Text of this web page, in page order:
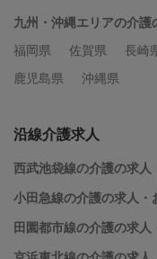
九州・沖縄エリアの介護
福岡県
佐賀県 長崎
鹿児島県
沖縄県
沿線介護求人
西武池袋線の介護の求人
小田急線の介護の求人・
田園都市線の介護の求人